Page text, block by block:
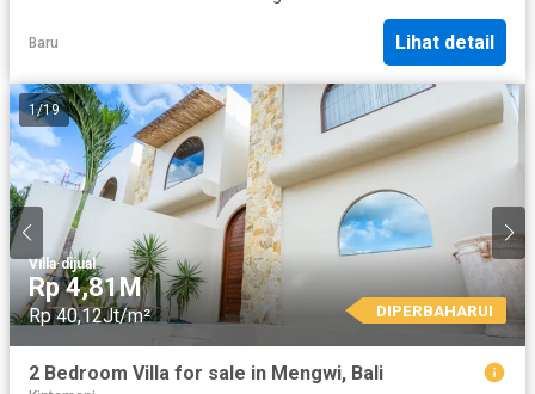
Baru Lihat detail
1/19
Villa·dijual
Rp 4,81M
Rp 40,12Jt/m² DIPERBAHARUI
2 Bedroom Villa for sale in Mengwi, Bali